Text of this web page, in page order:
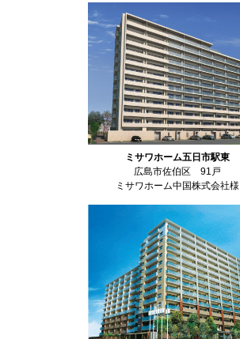
ミサワホーム五日市駅東
広島市佐伯区 91戸
ミサワホーム中国株式会社様